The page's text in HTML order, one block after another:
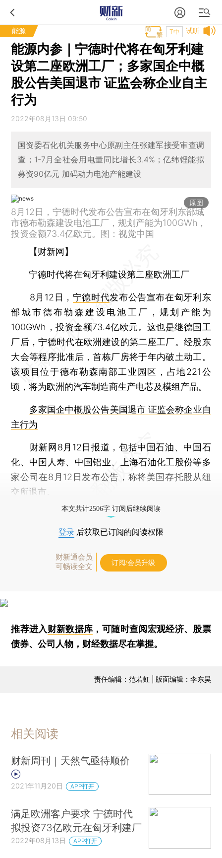
能源 试听
T中
能源内参｜宁德时代将在匈牙利建
设第二座欧洲工厂；多家国企中概
股公告美国退市 证监会称企业自主
行为
2022年08月13日 09:50
国资委石化机关服务中心原副主任张建军接受审查调
查；1-7月全社会用电量同比增长3.4%；亿纬锂能拟
募资90亿元 加码动力电池产能建设
原图
8月12日，宁德时代发布公告宣布在匈牙利东部城
市德布勒森建设电池工厂，规划产能为100GWh，
投资金额73.4亿欧元。图：视觉中国
【财新网】
宁德时代将在匈牙利建设第二座欧洲工厂
8月12日， 宁德时代发布公告宣布在匈牙利东
部城市德布勒森建设电池工厂，规划产能为
100GWh，投资金额73.4亿欧元。这也是继德国工
厂后，宁德时代在欧洲建设的第二座工厂。经股东
大会等程序批准后，首栋厂房将于年内破土动工。
该项目位于德布勒森南部工业园区，占地221公
顷，将为欧洲的汽车制造商生产电芯及模组产品。
多家国企中概股公告美国退市 证监会称企业自
主行为
财新网8月12日报道，包括中国石油、中国石
化、中国人寿、中国铝业、上海石油化工股份等多
家公司在8月12日发布公告，称将美国存托股从纽
交所退市。
本文共计2506字 订阅后继续阅读
登录 后获取已订阅的阅读权限
财新通会员
可畅读全文
订阅/会员升级
推荐进入财新数据库 ，可随时查阅宏观经济、股票
债券、公司人物，财经数据尽在掌握。
责任编辑：范若虹 | 版面编辑：李东昊
相关阅读
财新周刊｜天然气亟待顺价
2021年11月20日 APP打开
满足欧洲客户要求 宁德时代
拟投资73亿欧元在匈牙利建厂
2022年08月13日 APP打开